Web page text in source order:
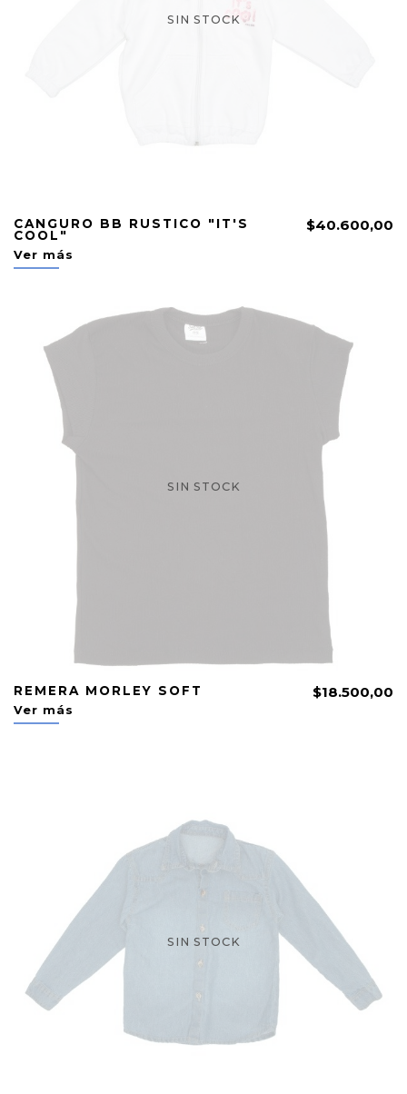
SIN STOCK
CANGURO BB RUSTICO "IT'S
COOL"
$40.600,00
Ver más
SIN STOCK
REMERA MORLEY SOFT $18.500,00
Ver más
SIN STOCK